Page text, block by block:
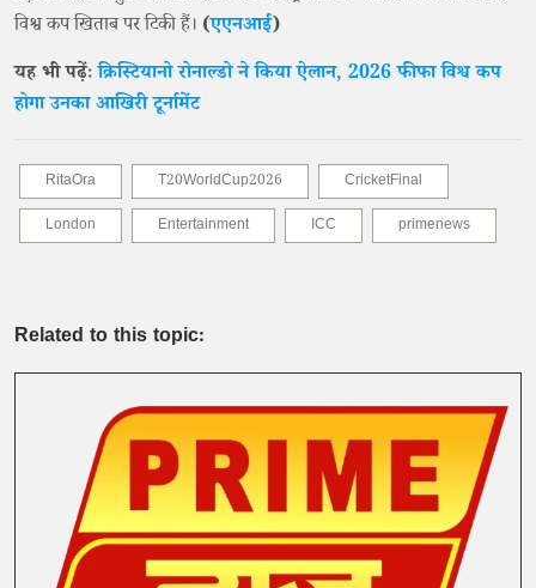
विश्व कप खिताब पर टिकी हैं। (एएनआई)
यह भी पढ़ेंःक्रिस्टियानो रोनाल्डो ने किया ऐलान, 2026 फीफा विश्व कप
होगा उनका आखिरी टूर्नामेंट
RitaOra T20WorldCup2026
CricketFinal
London
Entertainment ICC primenews
Related to this topic: